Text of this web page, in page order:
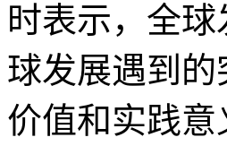
时表示，全
球发展遇到
价值和实践意